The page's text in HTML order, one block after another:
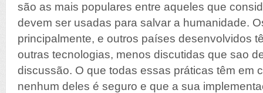
são as mais populares entre aqueles que
devem ser usadas para salvar a humanidade.
principalmente, e outros países desenvolvidos
outras tecnologias, menos discutidas que sao
discussão. O que todas essas práticas têm em
nenhum deles é seguro e que a sua